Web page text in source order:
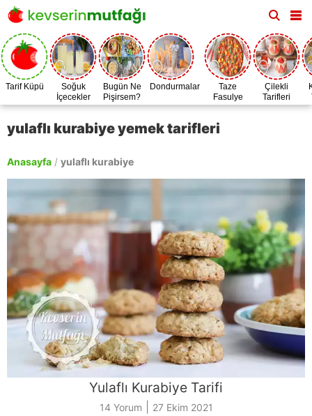
Tarif Küpü
Soğuk
İçecekler
Bugün Ne
Pişirsem?
Dondurmalar
Taze
Fasulye
Zamanı
Çilekli
Tarifleri
yulaflı kurabiye yemek tarifleri
Anasayfa / yulaflı kurabiye
Yulaflı Kurabiye Tarifi
14 Yorum 27 Ekim 2021